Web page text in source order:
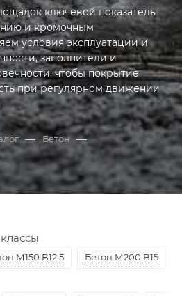
ключевой показатель
и кромочным
условия эксплуатации и
заполнители и
чтобы покрытие
при регулярном движении
– снижение
— Бетон —
М150 В12,5 Бетон М200 В15